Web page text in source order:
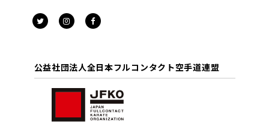
公益社団法人全日本フルコンタクト空手道連盟